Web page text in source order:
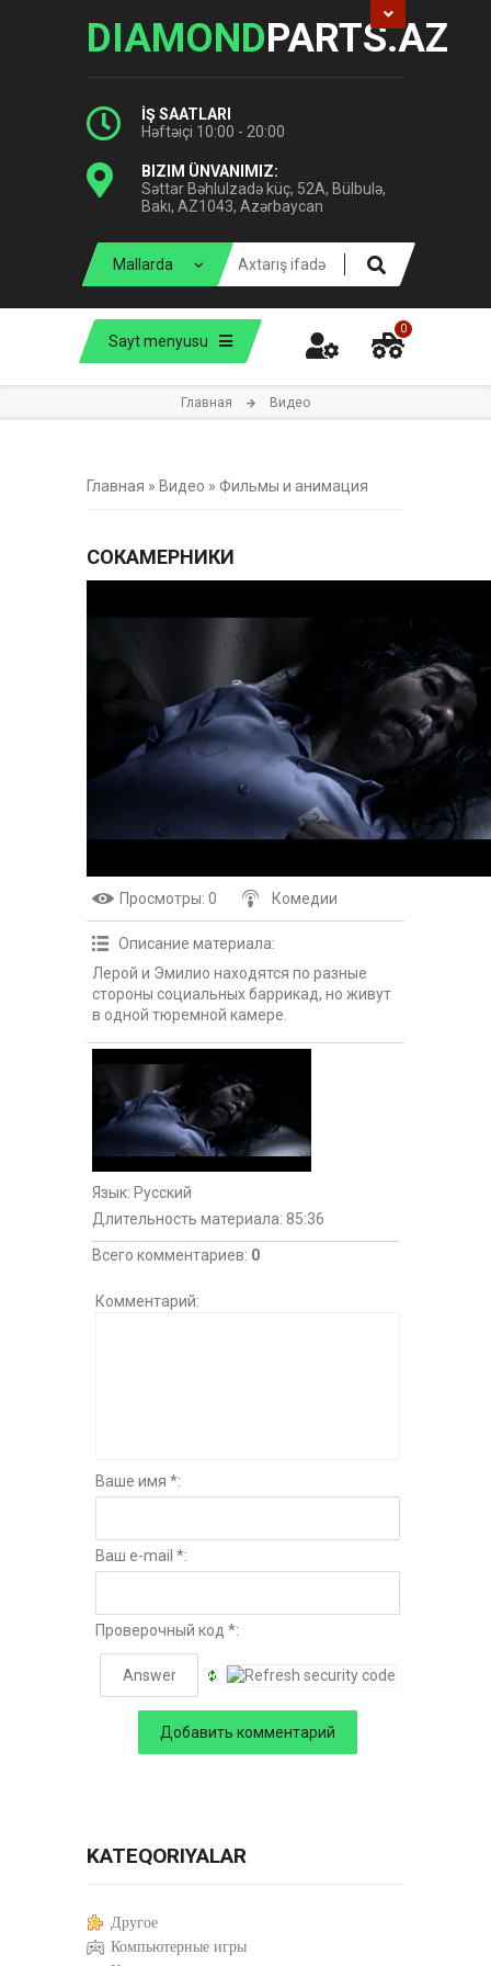
DIAMONDPARTS.AZ
İŞ SAATLARI
Həftəiçi 10:00 - 20:00
BIZIM ÜNVANIMIZ:
Səttar Bəhlulzadə küç, 52A, Bülbulə,
Bakı, AZ1043, Azərbaycan
Sayt menyusu
0
Главная Видео
Главная » Видео » Фильмы и анимация
СОКАМЕРНИКИ
Просмотры: 0 Комедии
Описание материала:
Лерой и Эмилио находятся по разные
стороны социальных баррикад, но живут
в одной тюремной камере.
Язык: Русский
Длительность материала: 85:36
Всего комментариев: 0
Комментарий:
Ваше имя *:
Ваш e-mail *:
Проверочный код *:
KATEQORIYALAR
Другое
Компьютерные игры